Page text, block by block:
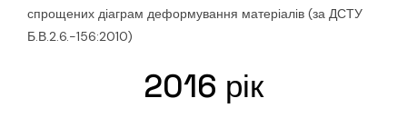
спрощених діаграм деформування матеріалів (за ДСТУ
Б.В.2.6.-156:2010)
2016 рік